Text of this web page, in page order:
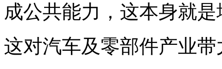
成公共能力，这本身就
这对汽车及零部件产业